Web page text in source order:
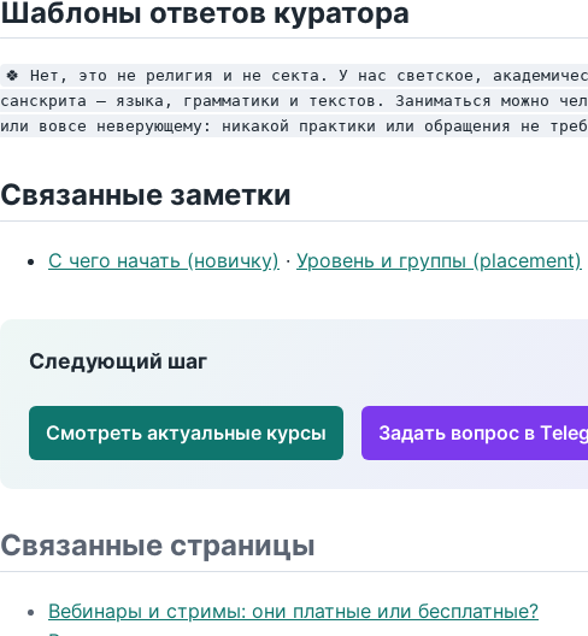
Шаблоны ответов куратора
🍀 Нет, это не религия и не секта. У нас светское,
санскрита — языка, грамматики и текстов. Заниматься можно
или вовсе неверующему: никакой практики или обращения не
Связанные заметки
С чего начать (новичку) · Уровень и группы (placement)
Следующий шаг
Смотреть актуальные курсы Задать вопрос в
Связанные страницы
Вебинары и стримы: они платные или бесплатные?